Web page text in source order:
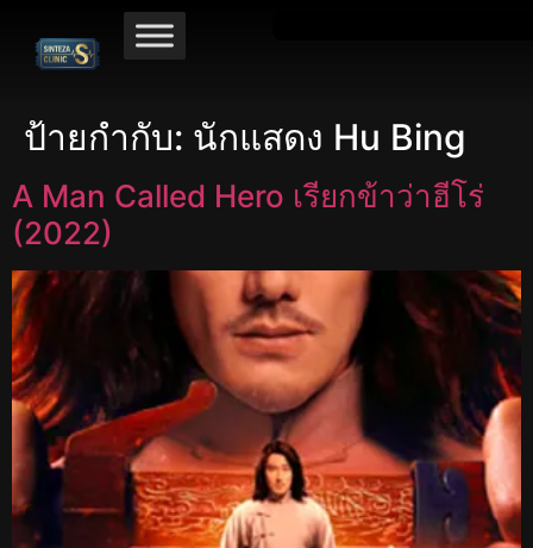
ป้ายกำกับ: นักแสดง Hu Bing
A Man Called Hero เรียกข้าว่าฮีโร่
(2022)